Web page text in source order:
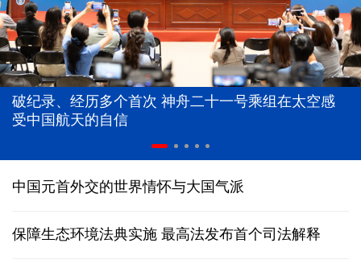
破纪录、经历多个首次 神舟二十一号乘组在太空感
受中国航天的自信
中国元首外交的世界情怀与大国气派
保障生态环境法典实施 最高法发布首个司法解释